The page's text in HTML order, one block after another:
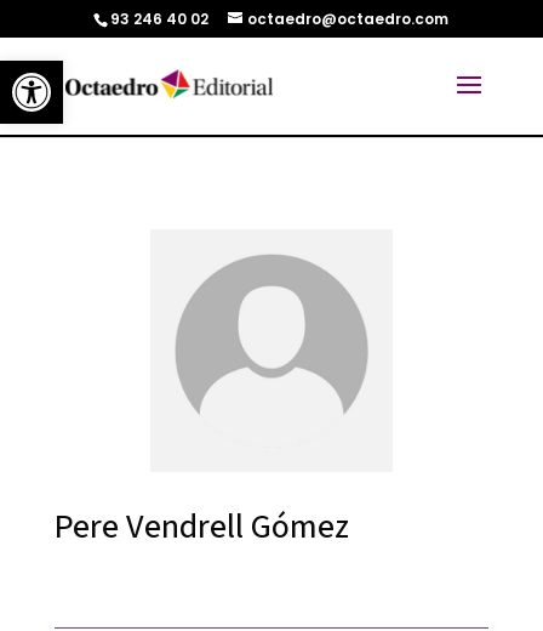
Abrir barra de herramientas
93 246 40 02 octaedro@octaedro.com
Pere Vendrell Gómez